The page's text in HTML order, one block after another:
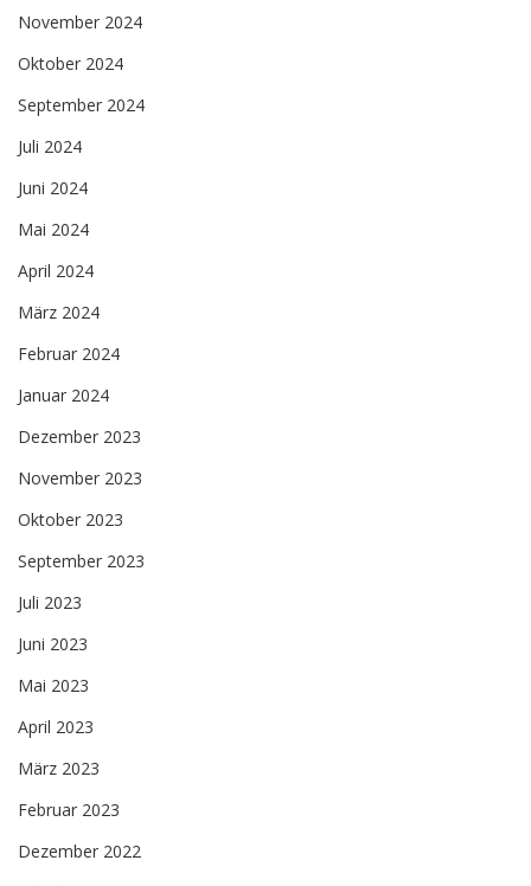
November 2024
Oktober 2024
September 2024
Juli 2024
Juni 2024
Mai 2024
April 2024
März 2024
Februar 2024
Januar 2024
Dezember 2023
November 2023
Oktober 2023
September 2023
Juli 2023
Juni 2023
Mai 2023
April 2023
März 2023
Februar 2023
Dezember 2022